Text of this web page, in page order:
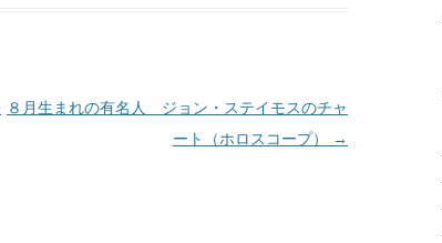
８月生まれの有名人 ジョン・ステイモスのチャ
ート（ホロスコープ）
→